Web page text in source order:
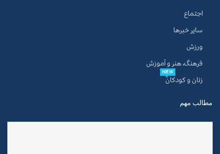
اجتماع
سایر خبرها
ورزش
فرهنگ، هنر و آموزش
زنان و کودکان
NEW
مطالب مهم